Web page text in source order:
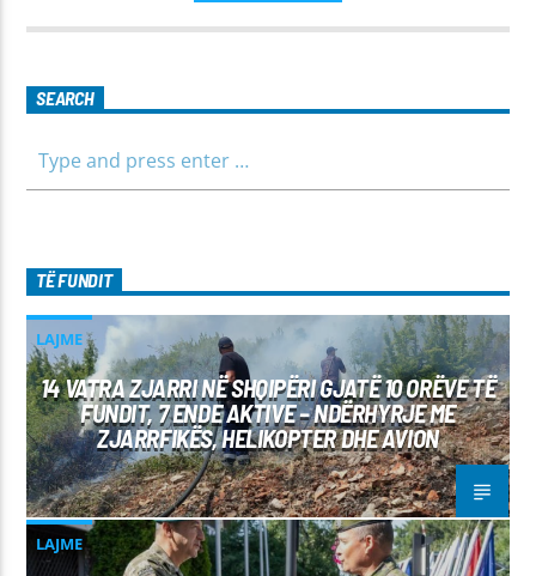
për të gjithë familjen.
SEARCH
TË FUNDIT
LAJME
14 VATRA ZJARRI NË SHQIPËRI GJATË 10 ORËVE TË
FUNDIT, 7 ENDE AKTIVE – NDËRHYRJE ME
ZJARRFIKËS, HELIKOPTER DHE AVION
LAJME